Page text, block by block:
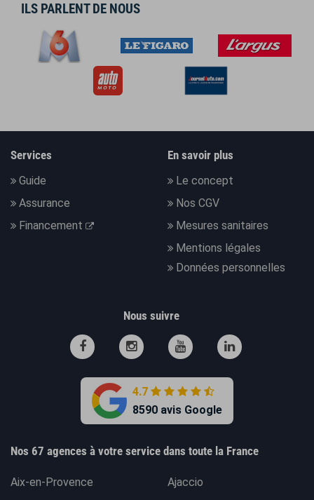
ILS PARLENT DE NOUS
Services
Guide
Assurance
Financement
En savoir plus
Le concept
Nos CGV
Mesures sanitaires
Mentions légales
Données personnelles
Nous suivre
4.7
8590 avis Google
Nos 67 agences à votre service dans toute la France
Aix-en-Provence
Ajaccio